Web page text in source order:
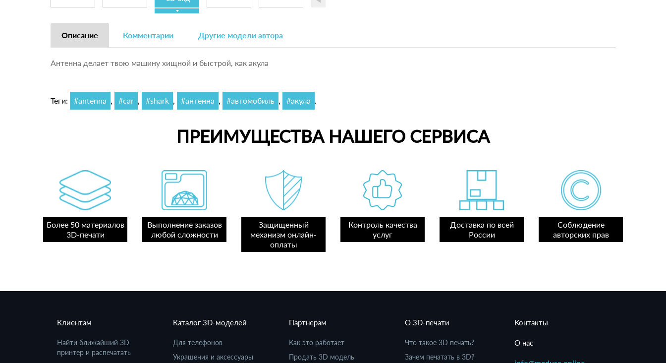
Описание Комментарии Другие модели автора
Антенна делает твою машину хищной и быстрой, как акула
Теги: #antenna , #car , #shark , #антенна , #автомобиль , #акула .
ПРЕИМУЩЕСТВА НАШЕГО СЕРВИСА
Более 50 материалов
3D-печати
Выполнение заказов
любой сложности
Защищенный
механизм онлайн-
оплаты
Контроль качества
услуг
Доставка по всей
России
Соблюдение
авторских прав
Клиентам
Найти ближайший 3D
принтер и распечатать
Каталог 3D-моделей
Для телефонов
Украшения и аксессуары
Партнерам
Как это работает
Продать 3D модель
О 3D-печати
Что такое 3D печать?
Зачем печатать в 3D?
Контакты
О нас